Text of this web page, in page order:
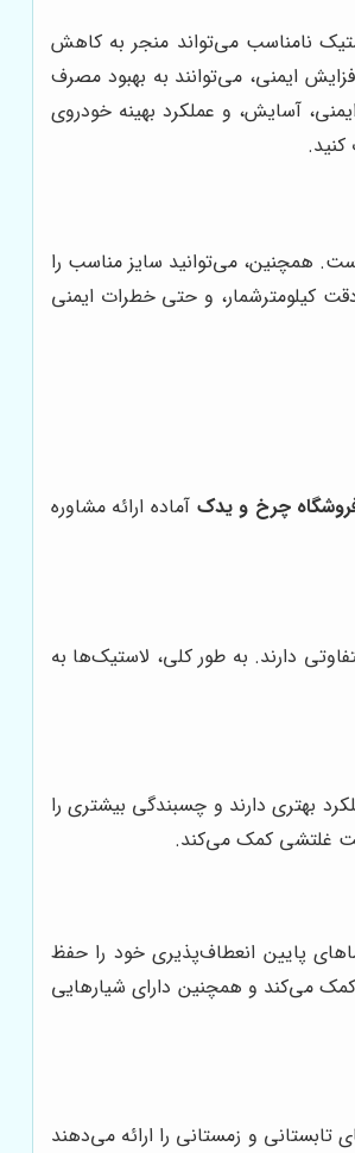
نامناسب می‌تواند منجر به کاهش
ایمنی، می‌توانند به بهبود مصرف
آسایش، و عملکرد بهینه خودروی
همچنین، می‌توانید سایز مناسب را
کیلومترشمار، و حتی خطرات ایمنی
چرخ و یدک آماده ارائه مشاوره
دارند. به طور کلی، لاستیک‌ها به
بهتری دارند و چسبندگی بیشتری را
غلتشی کمک می‌کند.
پایین انعطاف‌پذیری خود را حفظ
می‌کند و همچنین دارای شیارهایی
و زمستانی را ارائه می‌دهند